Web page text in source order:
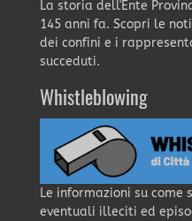
La storia dell'Ente
145 anni fa. Scopri le
dei confini e i
succeduti.
Whistleblowing
Le informazioni su come
eventuali illeciti ed